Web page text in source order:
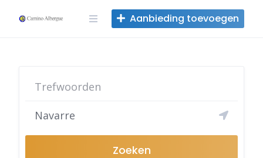
naar
Aanbieding toevoegen
Zoeken